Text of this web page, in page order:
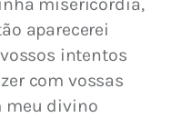
misericórdia,
aparecerei
intentos
com vossas
meu divino